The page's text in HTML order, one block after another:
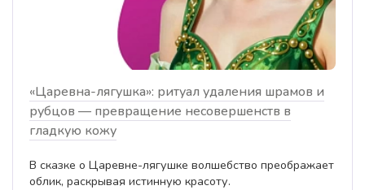
«Царевна-лягушка»: ритуал удаления шрамов и
рубцов — превращение несовершенств в
гладкую кожу
В сказке о Царевне-лягушке волшебство преображает
облик, раскрывая истинную красоту.